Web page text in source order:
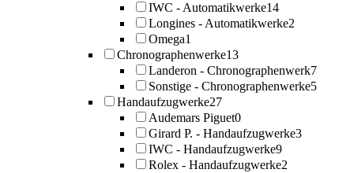
IWC - Automatikwerke14
Longines - Automatikwerke2
Omega1
Chronographenwerke13
Landeron - Chronographenwerk7
Sonstige - Chronographenwerke5
Handaufzugwerke27
Audemars Piguet0
Girard P. - Handaufzugwerke3
IWC - Handaufzugwerke9
Rolex - Handaufzugwerke2